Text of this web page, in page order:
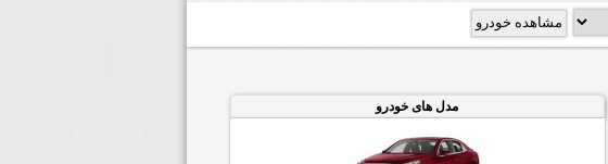
مدل های خودرو